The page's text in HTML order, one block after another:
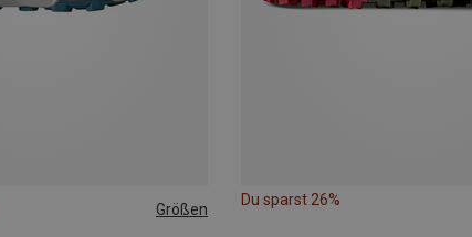
Größen
Du sparst 26%